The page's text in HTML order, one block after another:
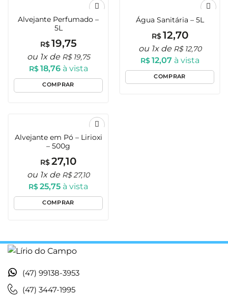
Adicionar
Alvejante Perfumado –
5L
R$19,75
ou 1x de R$ 19,75
R$18,76 à vista
COMPRAR
Adicionar
Favoritos
Água Sanitária – 5L
R$12,70
ou 1x de R$ 12,70
R$12,07 à vista
COMPRAR
Adicionar
Alvejante em Pó – Lirioxi
– 500g
R$27,10
ou 1x de R$27,10
R$25,75 à vista
COMPRAR
(47) 99138-3953
(47) 3447-1995